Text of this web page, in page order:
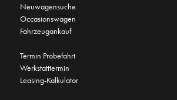
Neuwagensuche
Occasionswagen
Fahrzeugankauf
Termin Probefahrt
Werkstatttermin
Leasing-Kalkulator